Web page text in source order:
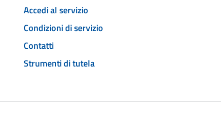
Accedi al servizio
Condizioni di servizio
Contatti
Strumenti di tutela